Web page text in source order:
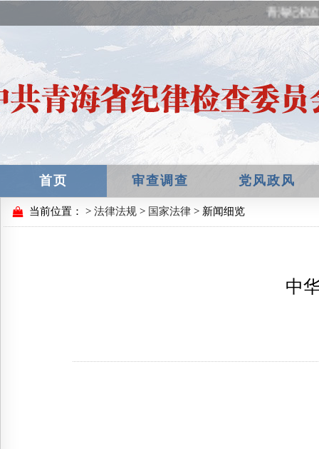
青海纪检
首页 审查调查 党风政风
当前位置： > 法律法规 > 国家法律 > 新闻细览
中